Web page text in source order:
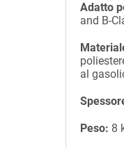
Adatto
and B-
al
Peso: 8